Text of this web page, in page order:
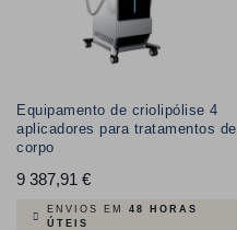
Equipamento de criolipólise 4
aplicadores para tratamentos de
corpo
9 387,91 €Preço
ENVIOS EM 48 HORAS
ÚTEIS